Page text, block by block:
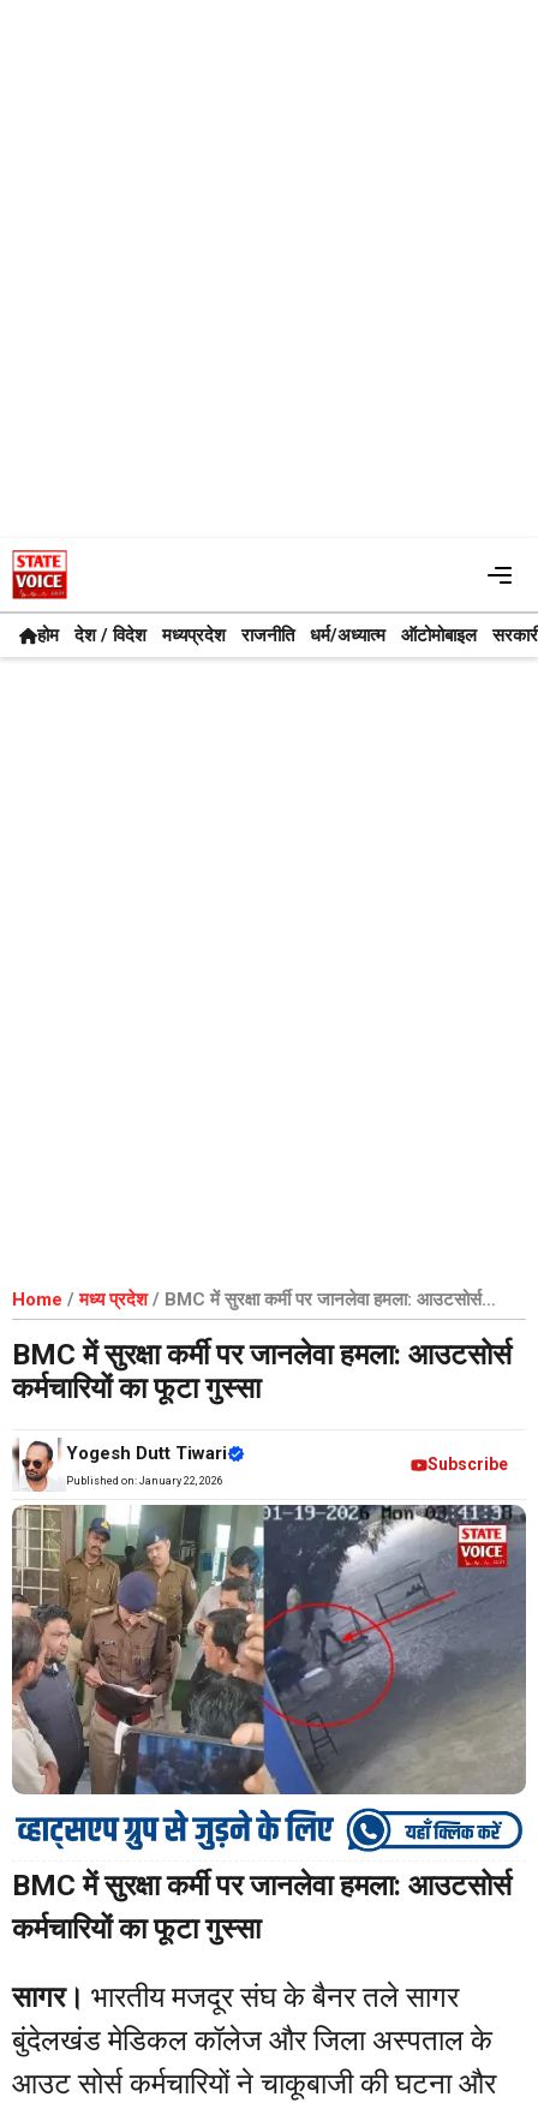
Skip
to
content
होम देश / विदेश मध्यप्रदेश राजनीति धर्म/अध्यात्म ऑटोमोबाइल
Home /मध्य प्रदेश/ BMC में सुरक्षा कर्मी पर जानलेवा हमला: आउटसोर्स
कर्मचारियों का फूटा गुस्सा
BMC में सुरक्षा कर्मी पर जानलेवा हमला: आउटसोर्स
कर्मचारियों का फूटा गुस्सा
Yogesh Dutt Tiwari
Published on: January 22, 2026
Subscribe
BMC में सुरक्षा कर्मी पर जानलेवा हमला: आउटसोर्स
कर्मचारियों का फूटा गुस्सा
सागर। भारतीय मजदूर संघ के बैनर तले सागर
बुंदेलखंड मेडिकल कॉलेज और जिला अस्पताल के
आउट सोर्स कर्मचारियों ने चाकूबाजी की घटना और